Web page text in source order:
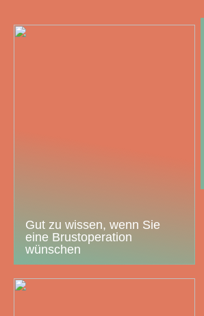
Gut zu wissen, wenn Sie
eine Brustoperation
wünschen